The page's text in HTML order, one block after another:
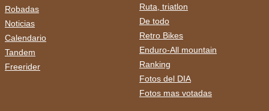
Robadas
Noticias
Calendario
Tandem
Freerider
Ruta, triatlon
De todo
Retro Bikes
Enduro-All mountain
Ranking
Fotos del DIA
Fotos mas votadas